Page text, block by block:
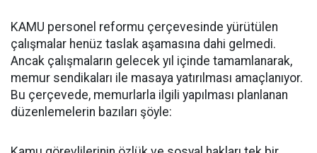
KAMU personel reformu çerçevesinde yürütülen
çalışmalar henüz taslak aşamasına dahi gelmedi.
Ancak çalışmaların gelecek yıl içinde tamamlanarak,
memur sendikaları ile masaya yatırılması amaçlanıyor.
Bu çerçevede, memurlarla ilgili yapılması planlanan
düzenlemelerin bazıları şöyle: